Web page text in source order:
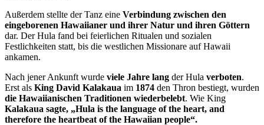
Außerdem stellte der Tanz eine Verbindung zwischen den
eingeborenen Hawaiianer und ihrer Natur und ihren Göttern
dar. Der Hula fand bei feierlichen Ritualen und sozialen
Festlichkeiten statt, bis die westlichen Missionare auf Hawaii
ankamen.
Nach jener Ankunft wurde viele Jahre lang der Hula verboten.
Erst als King David Kalakaua im 1874 den Thron bestiegt, wurden
die Hawaiianischen Traditionen wiederbelebt. Wie King
Kalakaua sagte, „Hula is the language of the heart, and
therefore the heartbeat of the Hawaiian people“.